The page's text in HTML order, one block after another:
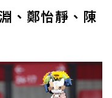
、鄭怡靜、陳